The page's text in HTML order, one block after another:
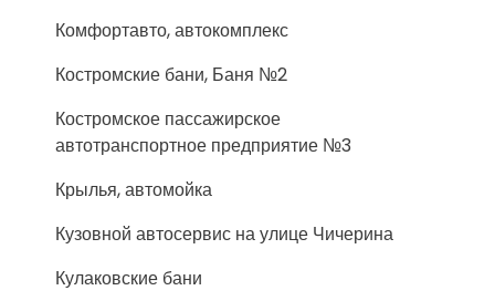
Комфортавто, автокомплекс
Костромские бани, Баня №2
Костромское пассажирское
автотранспортное предприятие №3
Крылья, автомойка
Кузовной автосервис на улице Чичерина
Кулаковские бани